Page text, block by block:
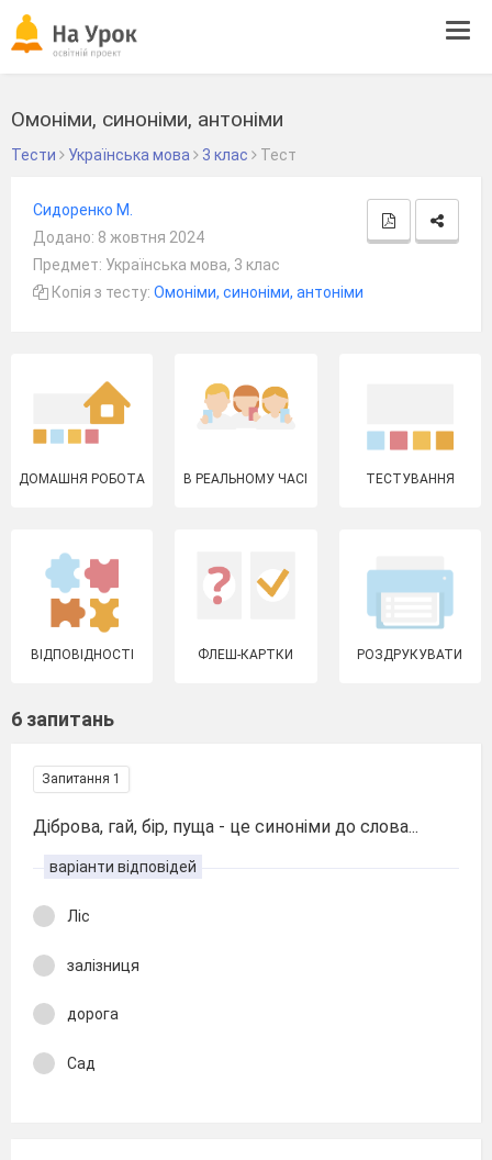
Омоніми, синоніми, антоніми
Тести Українська мова 3 клас Тест
Сидоренко М.
Додано: 8 жовтня 2024
Предмет: Українська мова, 3 клас
Копія з тесту: Омоніми, синоніми, антоніми
ДОМАШНЯ РОБОТА В РЕАЛЬНОМУ ЧАСІ ТЕСТУВАННЯ
ВІДПОВІДНОСТІ ФЛЕШ-КАРТКИ РОЗДРУКУВАТИ
6 запитань
Запитання 1
Діброва, гай, бір, пуща - це синоніми до слова...
варіанти відповідей
Ліс
залізниця
дорога
Сад